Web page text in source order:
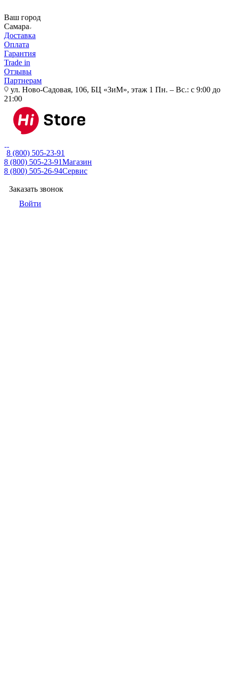
Ваш город
Самара
Доставка
Оплата
Гарантия
Trade in
Отзывы
Партнерам
ул. Ново-Садовая, 106, БЦ «ЗиМ», этаж 1 Пн. – Вс.: с 9:00 до
21:00
8 (800) 505-23-91
8 (800) 505-23-91Магазин
8 (800) 505-26-94Сервис
Заказать звонок
Войти